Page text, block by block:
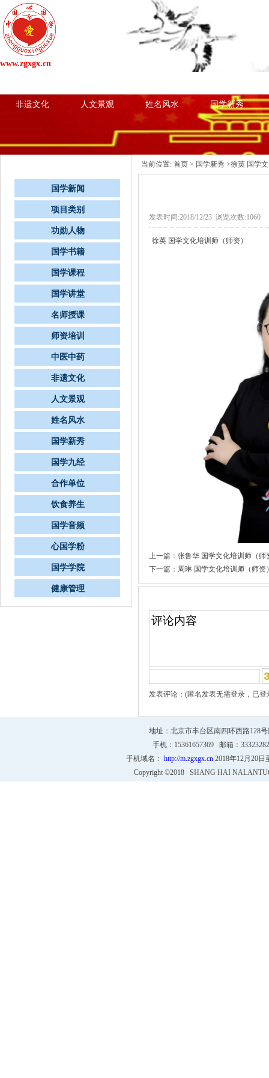
非遗文化 人文景观 姓名风水 国学新秀
www.zgxgx.cn
国学新闻
项目类别
功勋人物
国学书籍
国学课程
国学讲堂
名师授课
师资培训
中医中药
非遗文化
人文景观
姓名风水
国学新秀
国学九经
合作单位
饮食养生
国学音频
心国学粉
国学学院
健康管理
当前位置: 首页 > 国学新秀 >徐英 国学
发表时间:2018/12/23 浏览次数:1060
徐英 国学文化培训师（师资）
上一篇： 张鲁华 国学文化培训师（师
下一篇： 周琳 国学文化培训师（师资
发表评论：(匿名发表无需登录，已
地址：北京市丰台区南四环西路128
手机：15361657369 邮箱：
手机域名： http://m.zgxgx.cn 2018年12月20
Copyright ©2018 SHANG HAI